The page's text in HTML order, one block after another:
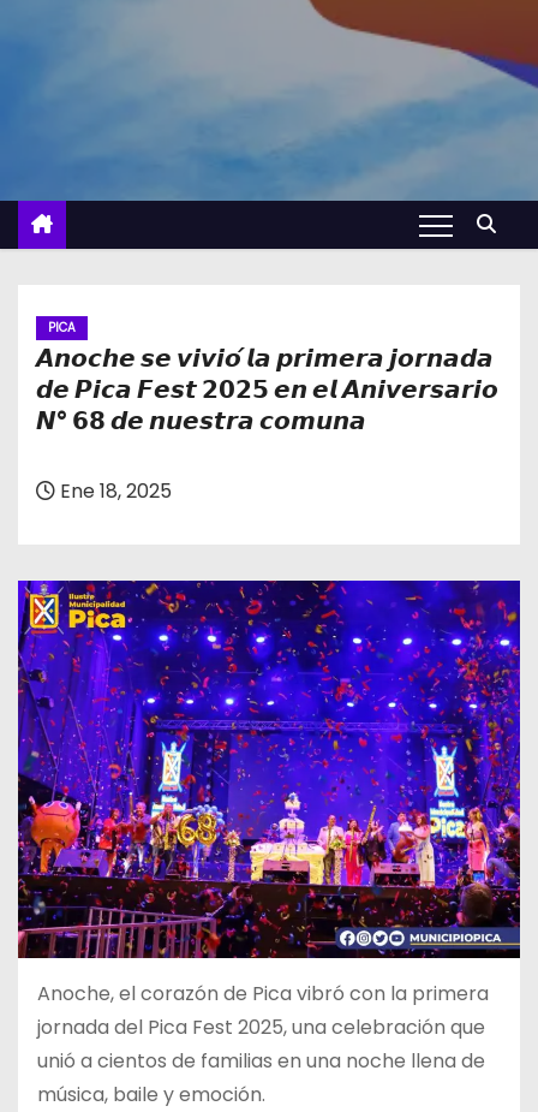
PICA
𝘼𝙣𝙤𝙘𝙝𝙚 𝙨𝙚 𝙫𝙞𝙫𝙞𝙤́ 𝙡𝙖 𝙥𝙧𝙞𝙢𝙚𝙧𝙖 𝙟𝙤𝙧𝙣𝙖𝙙𝙖
𝙙𝙚 𝙋𝙞𝙘𝙖 𝙁𝙚𝙨𝙩 𝟮𝟬𝟮𝟱 𝙚𝙣 𝙚𝙡 𝘼𝙣𝙞𝙫𝙚𝙧𝙨𝙖𝙧𝙞𝙤
𝙉° 𝟲𝟴 𝙙𝙚 𝙣𝙪𝙚𝙨𝙩𝙧𝙖 𝙘𝙤𝙢𝙪𝙣𝙖
Ene 18, 2025
Anoche, el corazón de Pica vibró con la primera
jornada del Pica Fest 2025, una celebración que
unió a cientos de familias en una noche llena de
música, baile y emoción.